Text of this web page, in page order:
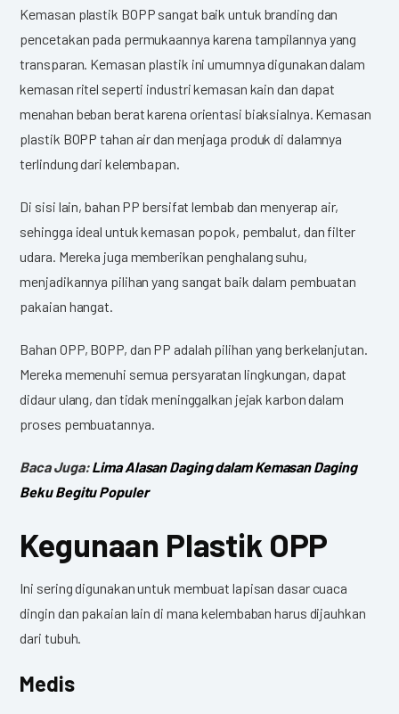
Kemasan plastik BOPP sangat baik untuk branding dan
pencetakan pada permukaannya karena tampilannya yang
transparan. Kemasan plastik ini umumnya digunakan dalam
kemasan ritel seperti industri kemasan kain dan dapat
menahan beban berat karena orientasi biaksialnya. Kemasan
plastik BOPP tahan air dan menjaga produk di dalamnya
terlindung dari kelembapan.
Di sisi lain, bahan PP bersifat lembab dan menyerap air,
sehingga ideal untuk kemasan popok, pembalut, dan filter
udara. Mereka juga memberikan penghalang suhu,
menjadikannya pilihan yang sangat baik dalam pembuatan
pakaian hangat.
Bahan OPP, BOPP, dan PP adalah pilihan yang berkelanjutan.
Mereka memenuhi semua persyaratan lingkungan, dapat
didaur ulang, dan tidak meninggalkan jejak karbon dalam
proses pembuatannya.
Baca Juga:Lima Alasan Daging dalam Kemasan Daging
Beku Begitu Populer
Kegunaan Plastik OPP
Ini sering digunakan untuk membuat lapisan dasar cuaca
dingin dan pakaian lain di mana kelembaban harus dijauhkan
dari tubuh.
Medis